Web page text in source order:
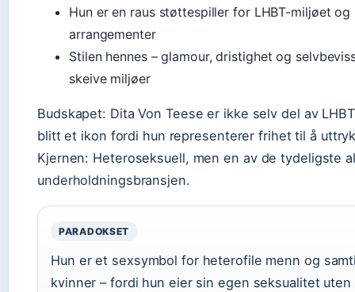
Hun er en raus støttespiller for LHBT-miljøet
arrangementer
Stilen hennes – glamour, dristighet og
skeive miljøer
Budskapet: Dita Von Teese er ikke selv del av
blitt et ikon fordi hun representerer frihet til å
Kjernen: Heteroseksuell, men en av de tydeligste
underholdningsbransjen.
PARADOKSET
Hun er et sexsymbol for heterofile menn og
kvinner – fordi hun eier sin egen seksualitet